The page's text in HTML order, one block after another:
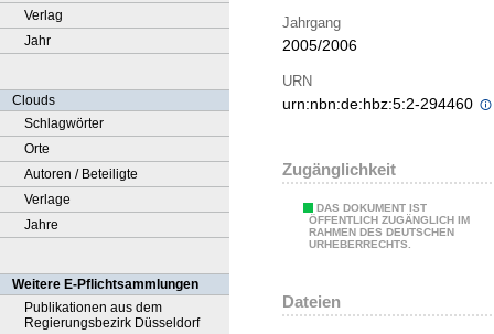
Verlag
Jahr
Clouds
Schlagwörter
Orte
Autoren / Beteiligte
Verlage
Jahre
Weitere E-Pflichtsammlungen
Publikationen aus dem
Regierungsbezirk Düsseldorf
Jahrgang
2005/2006
URN
urn:nbn:de:hbz:5:2-294460
Zugänglichkeit
DAS DOKUMENT IST
ÖFFENTLICH ZUGÄNGLICH IM
RAHMEN DES DEUTSCHEN
URHEBERRECHTS.
Dateien